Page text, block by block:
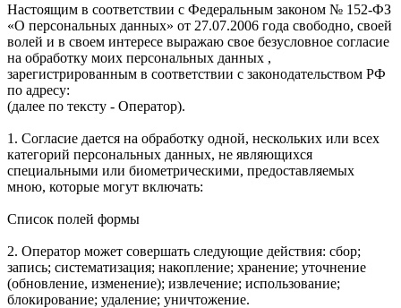
Настоящим в соответствии с Федеральным законом № 152-ФЗ
«О персональных данных» от 27.07.2006 года свободно, своей
волей и в своем интересе выражаю свое безусловное согласие
на обработку моих персональных данных ,
зарегистрированным в соответствии с законодательством РФ
по адресу:
(далее по тексту - Оператор).
1. Согласие дается на обработку одной, нескольких или всех
категорий персональных данных, не являющихся
специальными или биометрическими, предоставляемых
мною, которые могут включать:
Список полей формы
2. Оператор может совершать следующие действия: сбор;
запись; систематизация; накопление; хранение; уточнение
(обновление, изменение); извлечение; использование;
блокирование; удаление; уничтожение.